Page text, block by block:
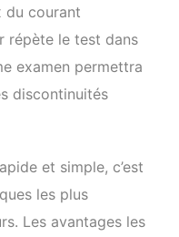
du courant
répète le test dans
examen permettra
discontinuités
et simple, c’est
les plus
Les avantages les